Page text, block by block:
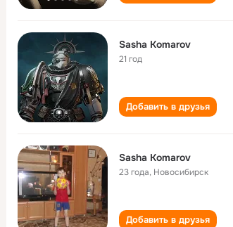
Sasha Komarov
21 год
Добавить в друзья
Sasha Komarov
23 года, Новосибирск
Добавить в друзья